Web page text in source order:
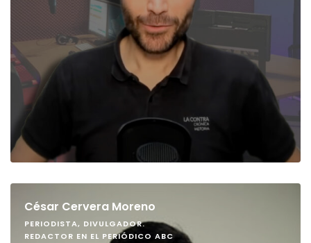
César Cervera Moreno
PERIODISTA, DIVULGADOR.
REDACTOR EN EL PERIÓDICO ABC